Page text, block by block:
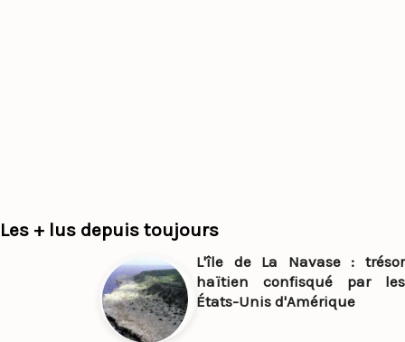
Les + lus depuis toujours
L'île de La Navase : trésor
haïtien confisqué par les
États-Unis d'Amérique